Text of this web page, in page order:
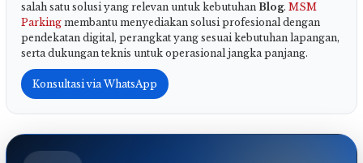
salah satu solusi yang relevan untuk kebutuhan Blog. MSM
Parking membantu menyediakan solusi profesional dengan
pendekatan digital, perangkat yang sesuai kebutuhan lapangan,
serta dukungan teknis untuk operasional jangka panjang.
Konsultasi via WhatsApp